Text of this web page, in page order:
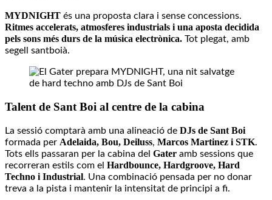
MYDNIGHT és una proposta clara i sense concessions.
Ritmes accelerats, atmosferes industrials i una aposta decidida
pels sons més durs de la música electrònica. Tot plegat, amb
segell santboià.
Talent de Sant Boi al centre de la cabina
La sessió comptarà amb una alineació de DJs de Sant Boi
formada per Adelaida, Bou, Deiluss, Marcos Martinez i STK.
Tots ells passaran per la cabina del Gater amb sessions que
recorreran estils com el Hardbounce, Hardgroove, Hard
Techno i Industrial. Una combinació pensada per no donar
treva a la pista i mantenir la intensitat de principi a fi.